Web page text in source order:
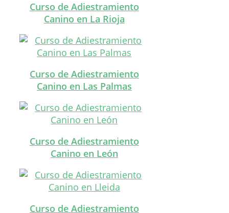
Curso de Adiestramiento
Canino en La Rioja
Curso de Adiestramiento
Canino en Las Palmas
Curso de Adiestramiento
Canino en León
Curso de Adiestramiento